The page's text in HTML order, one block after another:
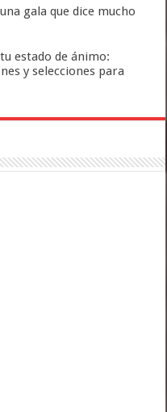
gala que dice mucho
estado de ánimo:
y selecciones para